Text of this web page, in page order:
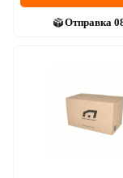
Отправка